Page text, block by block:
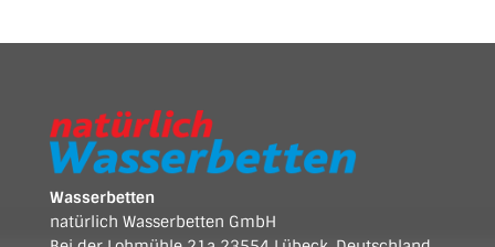
Wasserbetten
natürlich Wasserbetten GmbH